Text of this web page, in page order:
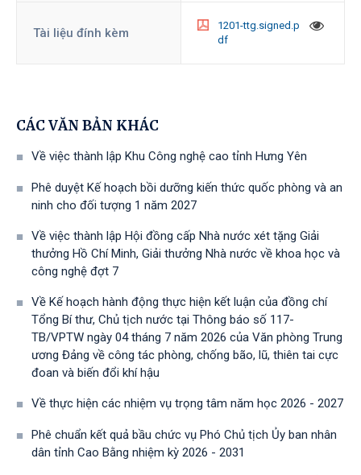
Tài liệu đính kèm
1201-ttg.signed.p
df
CÁC VĂN BẢN KHÁC
Về việc thành lập Khu Công nghệ cao tỉnh Hưng Yên
Phê duyệt Kế hoạch bồi dưỡng kiến thức quốc phòng và an
ninh cho đối tượng 1 năm 2027
Về việc thành lập Hội đồng cấp Nhà nước xét tặng Giải
thưởng Hồ Chí Minh, Giải thưởng Nhà nước về khoa học và
công nghệ đợt 7
Về Kế hoạch hành động thực hiện kết luận của đồng chí
Tổng Bí thư, Chủ tịch nước tại Thông báo số 117-
TB/VPTW ngày 04 tháng 7 năm 2026 của Văn phòng Trung
ương Đảng về công tác phòng, chống bão, lũ, thiên tai cực
đoan và biến đổi khí hậu
Về thực hiện các nhiệm vụ trọng tâm năm học 2026 - 2027
Phê chuẩn kết quả bầu chức vụ Phó Chủ tịch Ủy ban nhân
dân tỉnh Cao Bằng nhiệm kỳ 2026 - 2031